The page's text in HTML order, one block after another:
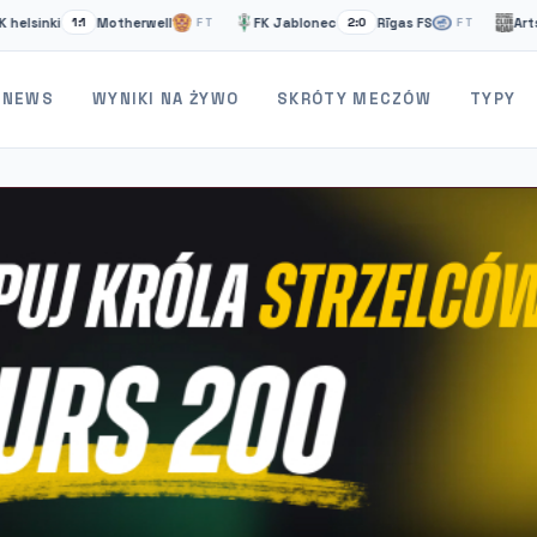
1:1 Motherwell FT FK Jablonec 2:0 Rīgas FS FT Artsakh 2:2
NEWS WYNIKI NA ŻYWO SKRÓTY MECZÓW TYPY